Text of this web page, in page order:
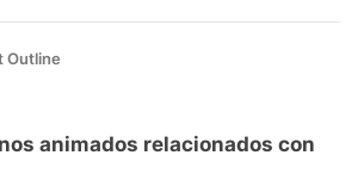
Outline
animados relacionados con